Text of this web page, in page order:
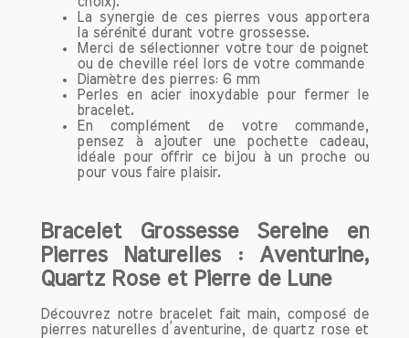
révèle être un véritable allié. Elle aide à
calmer les émotions tumultueuses,
favorisant ainsi une sensation de paix
intérieure. De nombreuses personnes
l'utilisent pour méditer ou lors de
pratiques de relaxation.
2. Développement de l'Intuition et de
l'Imagination
l'intuition et la créativité. Que vous
soyez artiste, écrivain ou simplement en
quête d'inspiration, cette gemme peut
être un puissant catalyseur. Ses
vibrations douces favorisent
l'émergence d'idées nouvelles et aident
La synergie de ces pierres vousapportera
la sérénité durant votre grossesse.
Merci de sélectionner votre tour de poignet
ou de cheville réel lors de votre commande
Diamètre des pierres: 6 mm
Perles en acier inoxydable pour fermer le
bracelet.
En complément de votre commande,
pensez à ajouter une pochette cadeau,
idéale pour offrir ce bijou à un proche ou
pour vous faire plaisir.
Bracelet Grossesse Sereine en
Pierres Naturelles : Aventurine,
Quartz Rose et Pierre de Lune
Découvrez notre bracelet fait main, composé de
pierres naturelles d’aventurine, de quartz rose et